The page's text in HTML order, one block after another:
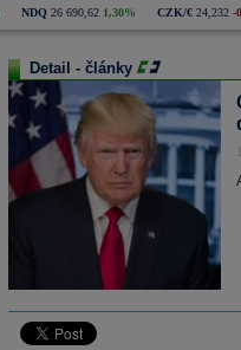
NDQ 26 690,62 1,30% CZK/€ 24,232 -
Detail - články